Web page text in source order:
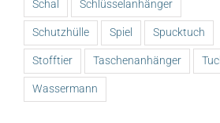
Schal Schlüsselanhänger
Schutzhülle Spiel Spucktuch
Stofftier Taschenanhänger
Wassermann